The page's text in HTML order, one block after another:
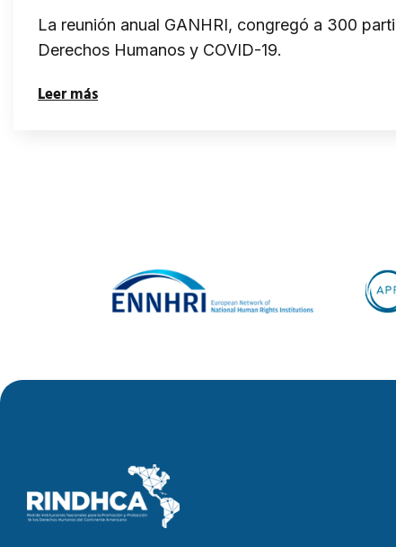
La reunión anual GANHRI, congregó a 300
Derechos Humanos y COVID-19.
Leer más